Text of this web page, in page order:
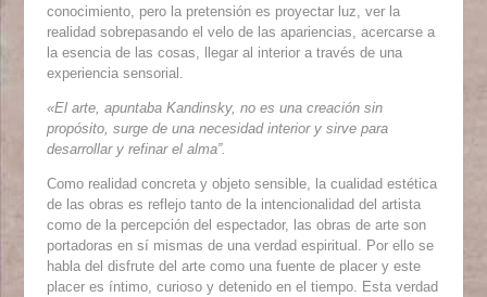
conocimiento, pero la pretensión es proyectar luz, ver la
realidad sobrepasando el velo de las apariencias, acercarse a
la esencia de las cosas, llegar al interior a través de una
experiencia sensorial.
«El arte, apuntaba Kandinsky, no es una creación sin
propósito, surge de una necesidad interior y sirve para
desarrollar y refinar el alma”.
Como realidad concreta y objeto sensible, la cualidad estética
de las obras es reflejo tanto de la intencionalidad del artista
como de la percepción del espectador, las obras de arte son
portadoras en sí mismas de una verdad espiritual. Por ello se
habla del disfrute del arte como una fuente de placer y este
placer es íntimo, curioso y detenido en el tiempo. Esta verdad